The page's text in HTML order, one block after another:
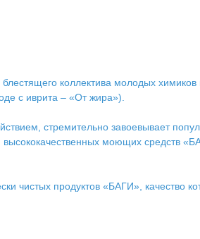
коллектива молодых
с иврита – «От жира»).
стремительно завоевывает
моющих средств
чистых продуктов «БАГИ», качество